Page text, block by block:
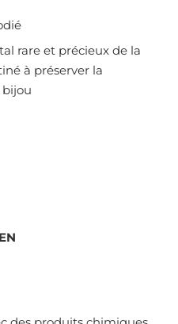
rare et précieux de la
à préserver la
bijou